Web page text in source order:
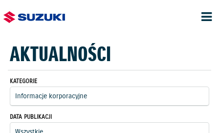
AKTUALNOŚCI
KATEGORIE
DATA PUBLIKACJI